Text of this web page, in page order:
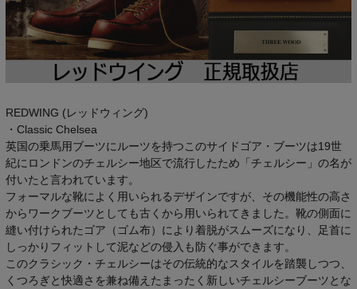
REDWING (レッドウィング)
・Classic Chelsea
英国の乗馬用ブーツにルーツを持つこのサイドゴア・ブーツは19世
紀にロンドンのチェルシー地区で流行したため「チェルシー」の名が
付いたと言われています。
フォーマルな靴によく用いられるデザインですが、その機能性の高さ
からワークブーツとしても古くから用いられてきました。靴の側面に
縫い付けられたゴア（ゴム布）により着脱がスムーズになり、足首に
しっかりフィットして泥などの侵入も防ぐ事ができます。
このクラシック・チェルシーはその伝統的なスタイルを踏襲しつつ、
くつろぎと快適さを兼ね備えたまったく新しいチェルシーブーツとな